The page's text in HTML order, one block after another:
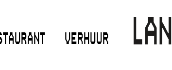
VERHUUR